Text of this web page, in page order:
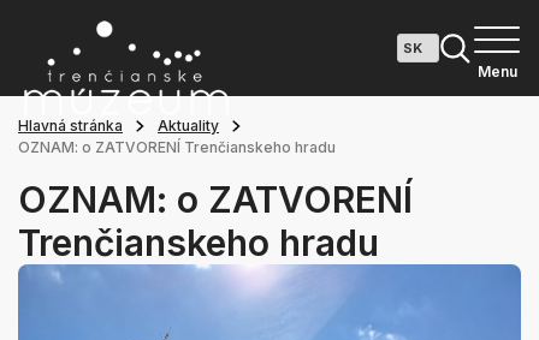
Menu
Hlavná stránka
Aktuality
OZNAM: o ZATVORENÍ Trenčianskeho hradu
OZNAM: o ZATVORENÍ
Trenčianskeho hradu